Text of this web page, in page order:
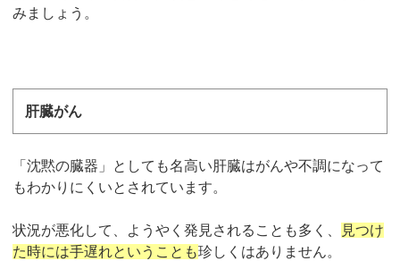
みましょう。
肝臓がん
「沈黙の臓器」としても名高い肝臓はがんや不調になって
もわかりにくいとされています。
状況が悪化して、ようやく発見されることも多く、
見つけ
た時には手遅れということも珍しくはありません。